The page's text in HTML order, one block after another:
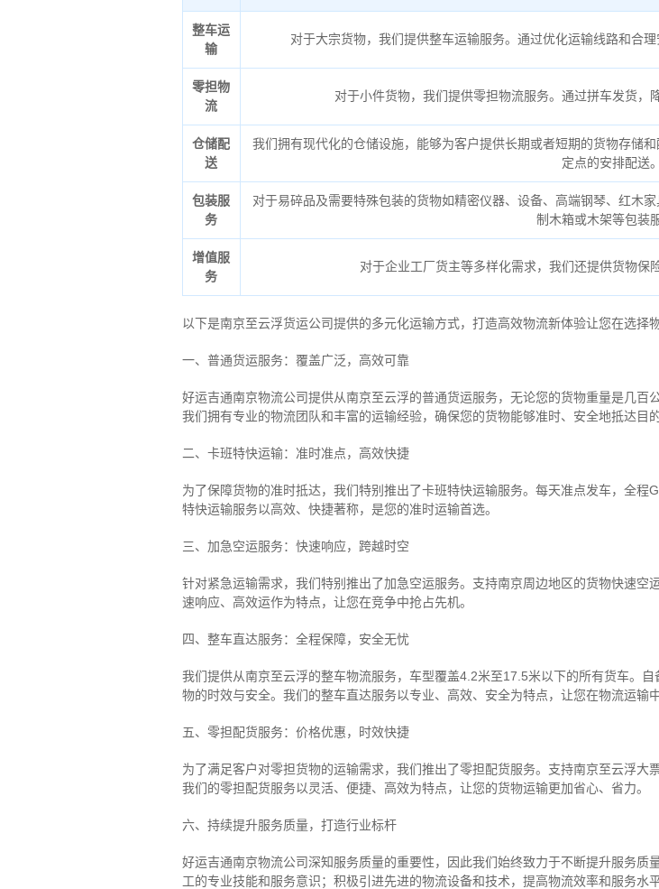
整车运
输
对于大宗货物，我们提供整车运输服务。通过优化运输线路和合
零担物
流
对于小件货物，我们提供零担物流服务。通过拼车发货，
仓储配
送
我们拥有现代化的仓储设施，能够为客户提供长期或者短期的货物存储
定点的安排配送。
包装服
务
对于易碎品及需要特殊包装的货物如精密仪器、设备、高端钢琴、红木
制木箱或木架等包装
增值服
务
对于企业工厂货主等多样化需求，我们还提供货物保
以下是南京至云浮货运公司提供的多元化运输方式，打造高效物流新体验让您在选择
一、普通货运服务：覆盖广泛，高效可靠
好运吉通南京物流公司提供从南京至云浮的普通货运服务，无论您的货物重量是几百
我们拥有专业的物流团队和丰富的运输经验，确保您的货物能够准时、安全地抵达目的
二、卡班特快运输：准时准点，高效快捷
为了保障货物的准时抵达，我们特别推出了卡班特快运输服务。每天准点发车，全
特快运输服务以高效、快捷著称，是您的准时运输首选。
三、加急空运服务：快速响应，跨越时空
针对紧急运输需求，我们特别推出了加急空运服务。支持南京周边地区的货物快速
速响应、高效运作为特点，让您在竞争中抢占先机。
四、整车直达服务：全程保障，安全无忧
我们提供从南京至云浮的整车物流服务，车型覆盖4.2米至17.5米以下的所有货车。
物的时效与安全。我们的整车直达服务以专业、高效、安全为特点，让您在物流运输
五、零担配货服务：价格优惠，时效快捷
为了满足客户对零担货物的运输需求，我们推出了零担配货服务。支持南京至云浮大
我们的零担配货服务以灵活、便捷、高效为特点，让您的货物运输更加省心、省力。
六、持续提升服务质量，打造行业标杆
好运吉通南京物流公司深知服务质量的重要性，因此我们始终致力于不断提升服务质
工的专业技能和服务意识；积极引进先进的物流设备和技术，提高物流效率和服务